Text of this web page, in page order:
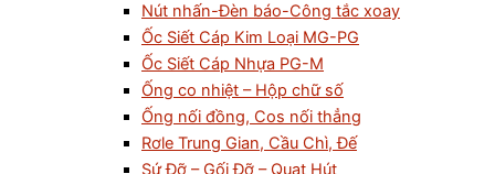
Nút nhấn-Đèn báo-Công tắc xoay
Ốc Siết Cáp Kim Loại MG-PG
Ốc Siết Cáp Nhựa PG-M
Ống co nhiệt – Hộp chữ số
Ống nối đồng, Cos nối thẳng
Rơle Trung Gian, Cầu Chì, Đế
Sứ Đỡ – Gối Đỡ – Quạt Hút